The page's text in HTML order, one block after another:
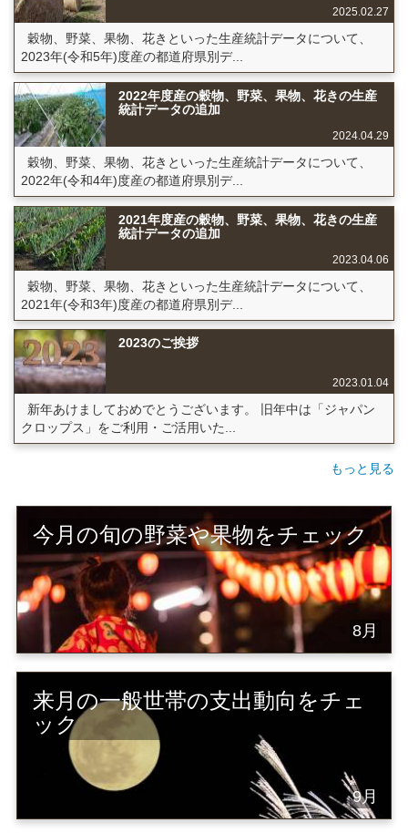
2025.02.27
穀物、野菜、果物、花きといった生産統計データについて、
2023年(令和5年)度産の都道府県別デ...
2022年度産の穀物、野菜、果物、花きの生産
統計データの追加
2024.04.29
穀物、野菜、果物、花きといった生産統計データについて、
2022年(令和4年)度産の都道府県別デ...
2021年度産の穀物、野菜、果物、花きの生産
統計データの追加
2023.04.06
穀物、野菜、果物、花きといった生産統計データについて、
2021年(令和3年)度産の都道府県別デ...
2023のご挨拶
2023.01.04
新年あけましておめでとうございます。 旧年中は「ジャパン
クロップス」をご利用・ご活用いた...
もっと見る
今月の旬の野菜や果物をチェック
8月
来月の一般世帯の支出動向をチェ
ック
9月